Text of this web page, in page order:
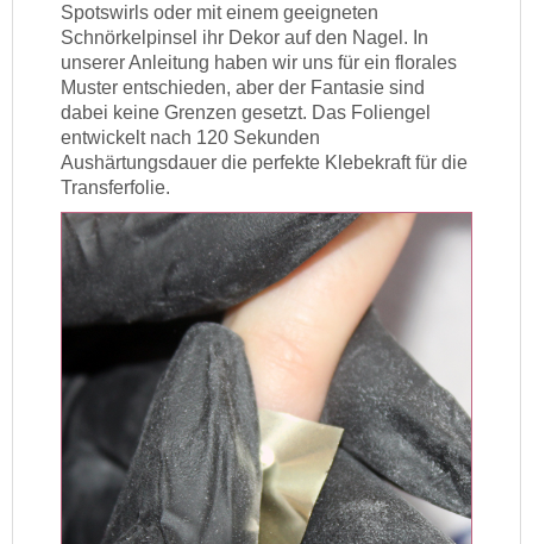
Spotswirls oder mit einem geeigneten
Schnörkelpinsel ihr Dekor auf den Nagel. In
unserer Anleitung haben wir uns für ein florales
Muster entschieden, aber der Fantasie sind
dabei keine Grenzen gesetzt. Das Foliengel
entwickelt nach 120 Sekunden
Aushärtungsdauer die perfekte Klebekraft für die
Transferfolie.